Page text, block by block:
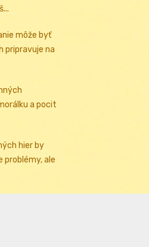
môže byť
pripravuje na
a pocit
hier by
problémy, ale